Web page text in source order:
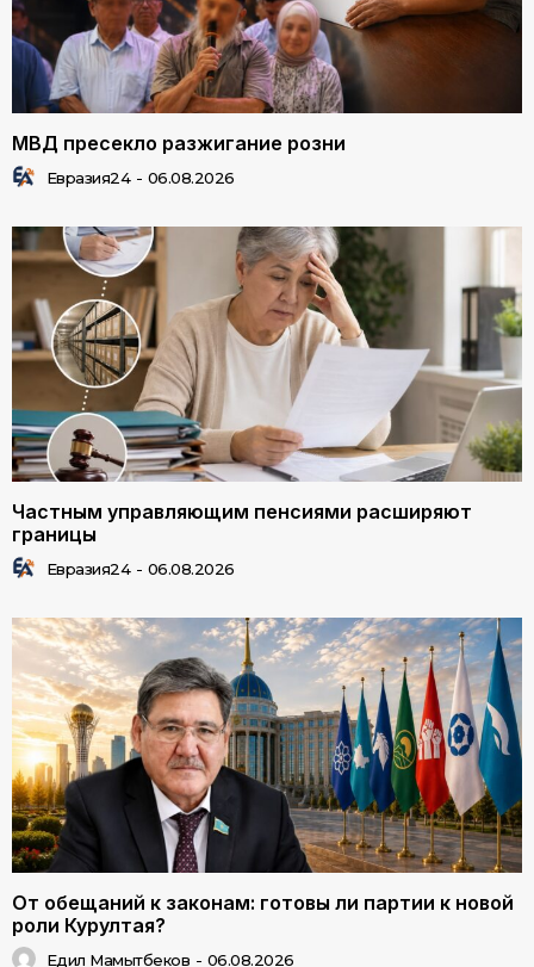
МВД пресекло разжигание розни
Евразия24 - 06.08.2026
Частным управляющим пенсиями расширяют
границы
Евразия24 - 06.08.2026
От обещаний к законам: готовы ли партии к новой
роли Курултая?
Едил Мамытбеков - 06.08.2026